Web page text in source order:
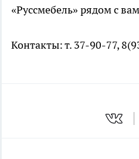
«Руссмебель» рядом с
Контакты: т. 37-90-77,